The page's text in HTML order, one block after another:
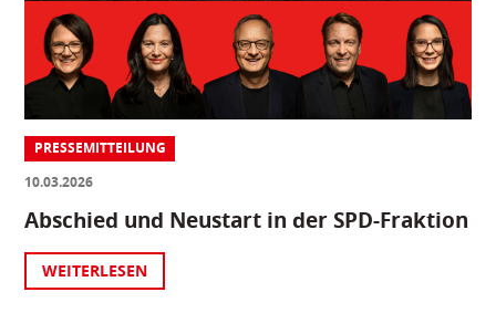
PRESSEMITTEILUNG
10.03.2026
Abschied und Neustart in der SPD-Fraktion
WEITERLESEN